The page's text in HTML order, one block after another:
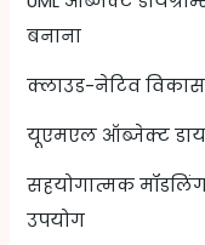
बनाना
क्लाउड-नेटिव विकास
यूएमएल ऑब्जेक्ट
सहयोगात्मक
उपयोग